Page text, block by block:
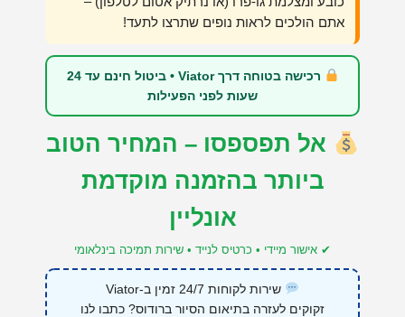
אתם הולכים לראות נופים שתרצו לתעד!
רכישה בטוחה דרך Viator • ביטול חינם עד 24
שעות לפני הפעילות
אל תפספסו – המחיר הטוב
ביותר בהזמנה מוקדמת
אונליין
✔ אישור מיידי • כרטיס לנייד • שירות תמיכה בינלאומי
שירות לקוחות 24/7 זמין ב-Viator
זקוקים לעזרה בתיאום הסיור ברודוס? כתבו לנו